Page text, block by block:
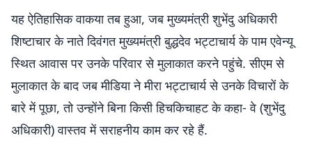
यह ऐतिहासिक वाकया तब हुआ, जब मुख्यमंत्री शुभेंदु अधिकारी
शिष्टाचार के नाते दिवंगत मुख्यमंत्री बुद्धदेव भट्टाचार्य के पाम एवेन्यू
स्थित आवास पर उनके परिवार से मुलाकात करने पहुंचे. सीएम से
मुलाकात के बाद जब मीडिया ने मीरा भट्टाचार्य से उनके विचारों के
बारे में पूछा, तो उन्होंने बिना किसी हिचकिचाहट के कहा- वे (शुभेंदु
अधिकारी) वास्तव में सराहनीय काम कर रहे हैं.